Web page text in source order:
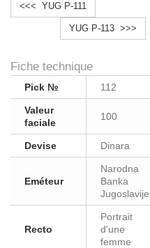
<<< YUG P-111
YUG P-113 >>>
Fiche technique
Pick № 112
Valeur
faciale
100
Devise Dinara
Eméteur
Narodna
Banka
Jugoslavije
Recto
Portrait
d'une
femme